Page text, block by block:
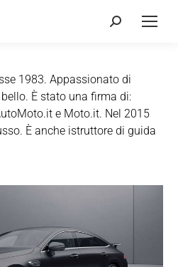
Cerca:
1983. Appassionato di
È stato una firma di:
e Moto.it. Nel 2015
È anche istruttore di guida